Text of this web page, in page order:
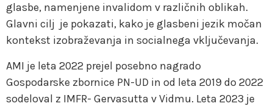
glasbe, namenjene invalidom v različnih oblikah.
Glavni cilj je pokazati, kako je glasbeni jezik močan
kontekst izobraževanja in socialnega vključevanja.
AMI je leta 2022 prejel posebno nagrado
Gospodarske zbornice PN-UD in od leta 2019 do 2022
sodeloval z IMFR- Gervasutta v Vidmu. Leta 2023 je